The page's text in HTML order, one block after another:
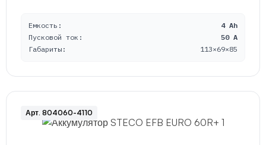
Емкость:
4 Ah
Пусковой ток:
50 A
Габариты:
113×69×85
Арт. 804060-4110